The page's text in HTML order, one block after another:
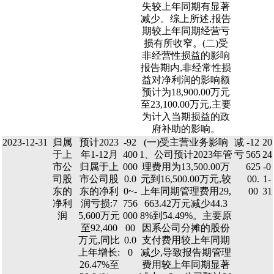
失较上年同期有显著
减少。综上所述,报告
期较上年同期经营亏
损有所收窄。(二)受
非经营性损益的影响
报告期内,非经常性损
益对净利润的影响额
预计为18,900.00万元
至23,100.00万元,主要
为计入当期损益的政
府补助的影响。
2023-12-31
归属
于上
市公
司股
东的
净利
润
预计2023
年1-12月
归属于上
市公司股
东的净利
润亏损:7
5,600万元
至92,400
万元,同比
上年增长:
26.47%至
-92
400
000
0.0
0~-
756
000
00
0.0
0
(一)受主营业务影响
1、公司预计2023年管
理费用为13,500.00万
元到16,500.00万元,较
上年同期管理费用29,
663.42万元减少44.3
8%到54.49%。主要原
因系公司分摊的股份
支付费用较上年同期
减少,导致报告期管理
费用较上年同期显著
减
亏
-12
565
625
00.
00
20
24
-0
1-
31